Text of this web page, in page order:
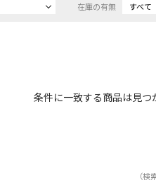
在庫の有無 すべて
条件に一致する商品は見つ
（